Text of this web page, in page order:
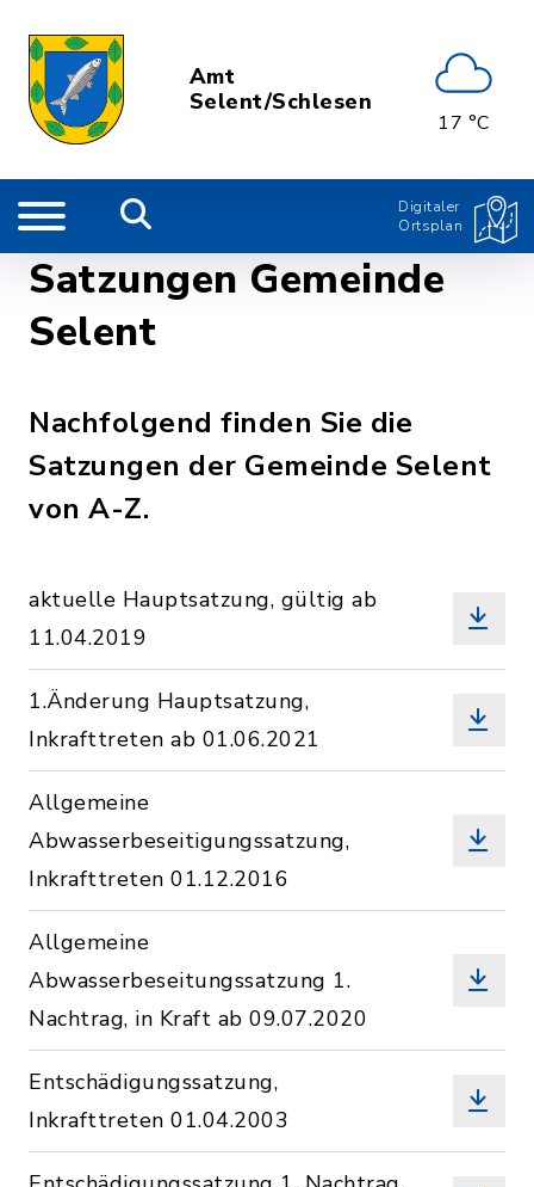
Amt
Selent/Schlesen
17 °C
Digitaler
Ortsplan
Satzungen Gemeinde
Selent
Nachfolgend finden Sie die
Satzungen der Gemeinde Selent
von A-Z.
aktuelle Hauptsatzung, gültig ab
11.04.2019
1.Änderung Hauptsatzung,
Inkrafttreten ab 01.06.2021
Allgemeine
Abwasserbeseitigungssatzung,
Inkrafttreten 01.12.2016
Allgemeine
Abwasserbeseitungssatzung 1.
Nachtrag, in Kraft ab 09.07.2020
Entschädigungssatzung,
Inkrafttreten 01.04.2003